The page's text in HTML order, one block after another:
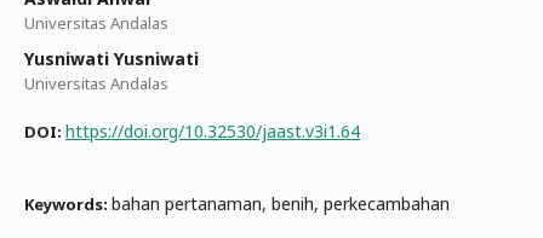
Universitas Andalas
Yusniwati Yusniwati
Universitas Andalas
DOI: https://doi.org/10.32530/jaast.v3i1.64
Keywords: bahan pertanaman, benih, perkecambahan